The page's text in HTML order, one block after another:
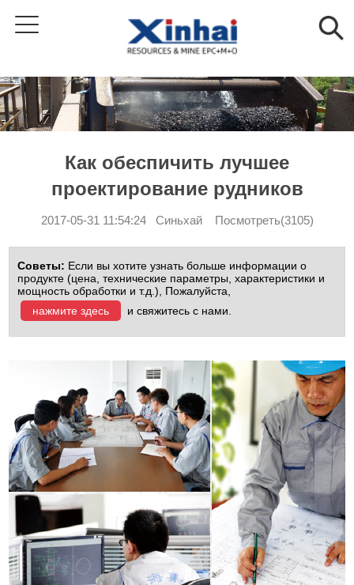
Как обеспичить лучшее
проектирование рудников
2017-05-31 11:54:24 Синьхай Посмотреть(3105)
Советы: Если вы хотите узнать больше информации о
продукте (цена, технические параметры, характеристики и
мощность обработки и т.д.), Пожалуйста,
нажмите здесь
и свяжитесь с нами.